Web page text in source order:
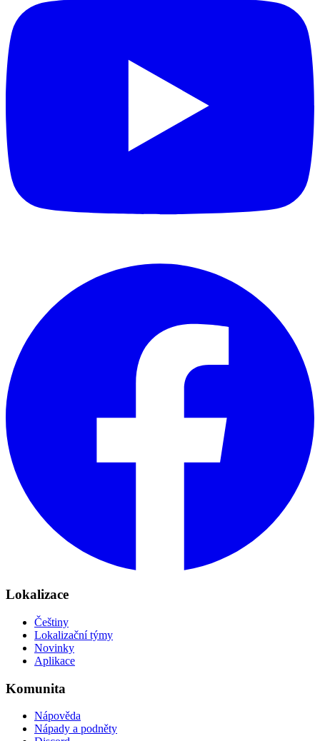
Lokalizace
Češtiny
Lokalizační týmy
Novinky
Aplikace
Komunita
Nápověda
Nápady a podněty